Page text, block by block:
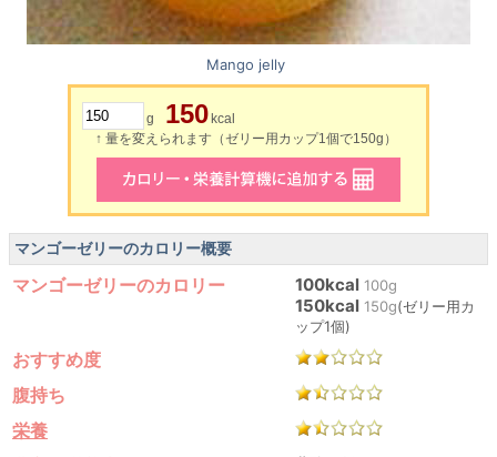
Mango jelly
g 150 kcal
↑ 量を変えられます（ゼリー用カップ1個で150g）
マンゴーゼリーのカロリー概要
マンゴーゼリーのカロリー 100kcal 100g
150kcal 150g(ゼリー用カ
ップ1個)
おすすめ度
腹持ち
栄養